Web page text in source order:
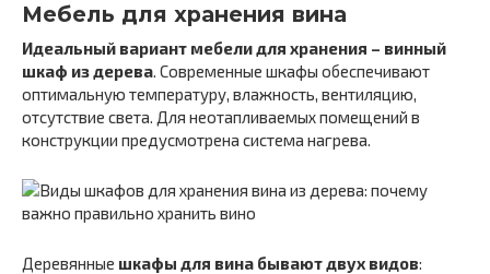
Мебель для хранения вина
Идеальный вариант мебели для хранения – винный
шкаф из дерева. Современные шкафы обеспечивают
оптимальную температуру, влажность, вентиляцию,
отсутствие света. Для неотапливаемых помещений в
конструкции предусмотрена система нагрева.
Деревянные шкафы для вина бывают двух видов: